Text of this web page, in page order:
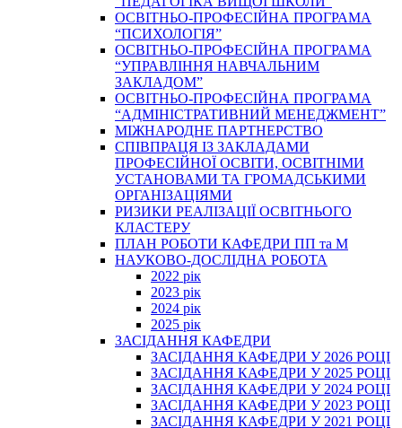
ОСВІТНЬО-ПРОФЕСІЙНА ПРОГРАМА
“ПСИХОЛОГІЯ”
ОСВІТНЬО-ПРОФЕСІЙНА ПРОГРАМА
“УПРАВЛІННЯ НАВЧАЛЬНИМ
ЗАКЛАДОМ”
ОСВІТНЬО-ПРОФЕСІЙНА ПРОГРАМА
“АДМІНІСТРАТИВНИЙ МЕНЕДЖМЕНТ”
МІЖНАРОДНЕ ПАРТНЕРСТВО
СПІВПРАЦЯ ІЗ ЗАКЛАДАМИ
ПРОФЕСІЙНОЇ ОСВІТИ, ОСВІТНІМИ
УСТАНОВАМИ ТА ГРОМАДСЬКИМИ
ОРГАНІЗАЦІЯМИ
РИЗИКИ РЕАЛІЗАЦІЇ ОСВІТНЬОГО
КЛАСТЕРУ
ПЛАН РОБОТИ КАФЕДРИ ПП та М
НАУКОВО-ДОСЛІДНА РОБОТА
2022 рік
2023 рік
2024 рік
2025 рік
ЗАСІДАННЯ КАФЕДРИ
ЗАСІДАННЯ КАФЕДРИ У 2026 РОЦІ
ЗАСІДАННЯ КАФЕДРИ У 2025 РОЦІ
ЗАСІДАННЯ КАФЕДРИ У 2024 РОЦІ
ЗАСІДАННЯ КАФЕДРИ У 2023 РОЦІ
ЗАСІДАННЯ КАФЕДРИ У 2021 РОЦІ